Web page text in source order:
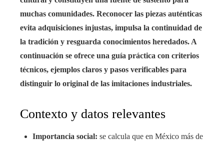
muchas comunidades. Reconocer las piezas auténticas
evita adquisiciones injustas, impulsa la continuidad de
la tradición y resguarda conocimientos heredados. A
continuación se ofrece una guía práctica con criterios
técnicos, ejemplos claros y pasos verificables para
distinguir lo original de las imitaciones industriales.
Contexto y datos relevantes
Importancia social: se calcula que en México más de